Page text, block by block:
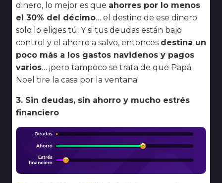
dinero, lo mejor es que ahorres por lo menos
el 30% del décimo… el destino de ese dinero
solo lo eliges tú. Y si tus deudas están bajo
control y el ahorro a salvo, entonces destina un
poco más a los gastos navideños y pagos
varios… ¡pero tampoco se trata de que Papá
Noel tire la casa por la ventana!
3. Sin deudas, sin ahorro y mucho estrés
financiero